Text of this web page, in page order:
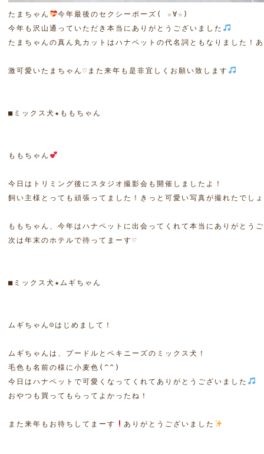
たまちゃん
今年最後のセクシーポーズ( ☆∀☆)
今年も沢山通っていただき本当にありがとうございました
たまちゃんの真ん丸カットはハナペットの代名詞ともなりました！
激可愛いたまちゃん♡また来年も是非宜しくお願い致します
ももちゃん
今日はトリミング後にスタジオ撮影会も開催しましたよ！
飼い主様とっても頑張ってました！きっと可愛い写真が撮れたでし
ももちゃん、今年はハナペットに出会ってくれて本当にありがとう
次は年末のホテルで待ってまーす♡
ムギちゃん☺はじめまして！
ムギちゃんは、プードルとペキニーズのミックス犬！
毛色も名前の様に小麦色(^^)
今日はハナペットで可愛くなってくれてありがとうございました
おやつも買ってもらってよかったね！
また来年もお待ちしてまーす ありがとうございました